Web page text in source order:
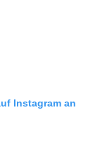
Instagram an